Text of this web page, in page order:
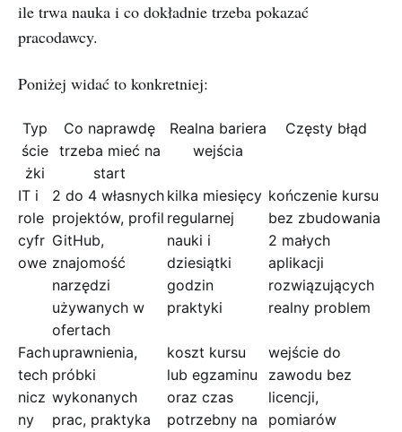
ile trwa nauka i co dokładnie trzeba pokazać
pracodawcy.
Poniżej widać to konkretniej:
Typ
ście
żki
Co naprawdę
trzeba mieć na
start
Realna bariera
wejścia
Częsty błąd
IT i
role
cyfr
owe
2 do 4 własnych
projektów, profil
GitHub,
znajomość
narzędzi
używanych w
ofertach
kilka miesięcy
regularnej
nauki i
dziesiątki
godzin
praktyki
kończenie kursu
bez zbudowania
2 małych
aplikacji
rozwiązujących
realny problem
Fach
tech
nicz
ny
uprawnienia,
próbki
wykonanych
prac, praktyka
koszt kursu
lub egzaminu
oraz czas
potrzebny na
wejście do
zawodu bez
licencji,
pomiarów